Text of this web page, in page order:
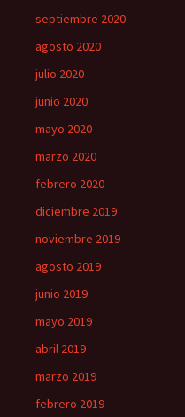
septiembre 2020
agosto 2020
julio 2020
junio 2020
mayo 2020
marzo 2020
febrero 2020
diciembre 2019
noviembre 2019
agosto 2019
junio 2019
mayo 2019
abril 2019
marzo 2019
febrero 2019